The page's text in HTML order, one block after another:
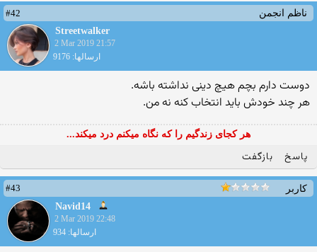
ناظم انجمن
#42
Streetwalker
2 Mar 2019 21:57
ارسالها: 9176
دوست دارم بچم هیچ دینی نداشته باشه.
هر چند خودش باید انتخاب کنه نه من.
هر کجای زندگیم را که نگاه میکنم درد میکند...
پاسخ بازگفت
کاربر
#43
Navid14
2 Mar 2019 22:48
ارسالها: 934